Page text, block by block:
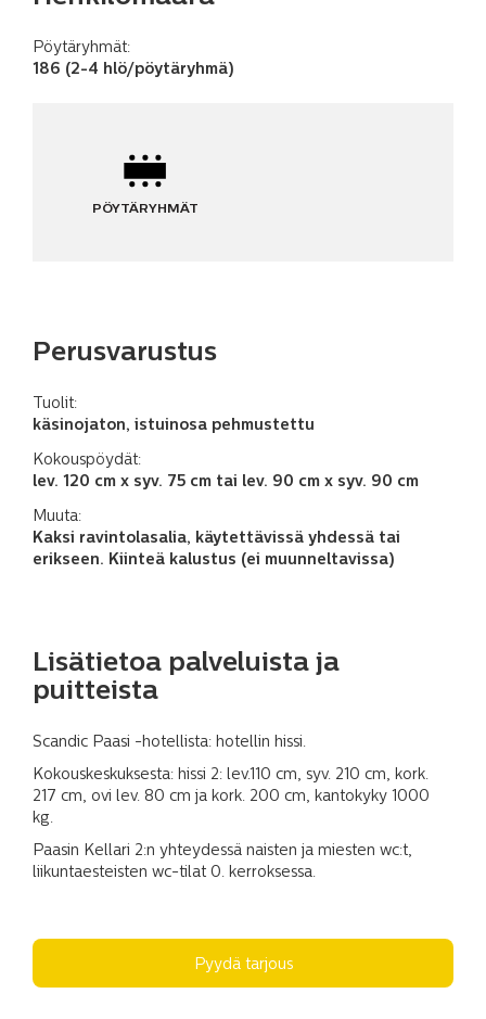
Pöytäryhmät:
186 (2-4 hlö/pöytäryhmä)
PÖYTÄRYHMÄT
Perusvarustus
Tuolit:
käsinojaton, istuinosa pehmustettu
Kokouspöydät:
lev. 120 cm x syv. 75 cm tai lev. 90 cm x syv. 90 cm
Muuta:
Kaksi ravintolasalia, käytettävissä yhdessä tai
erikseen. Kiinteä kalustus (ei muunneltavissa)
Lisätietoa palveluista ja
puitteista
Scandic Paasi -hotellista: hotellin hissi.
Kokouskeskuksesta: hissi 2: lev.110 cm, syv. 210 cm, kork.
217 cm, ovi lev. 80 cm ja kork. 200 cm, kantokyky 1000
kg.
Paasin Kellari 2:n yhteydessä naisten ja miesten wc:t,
liikuntaesteisten wc-tilat 0. kerroksessa.
Pyydä tarjous